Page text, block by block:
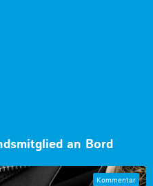
an Bord